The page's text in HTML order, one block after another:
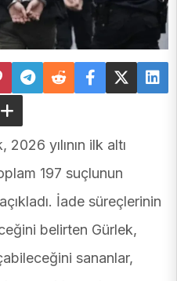
yılının ilk altı
197 suçlunun
İade süreçlerinin
belirten Gürlek,
sananlar,